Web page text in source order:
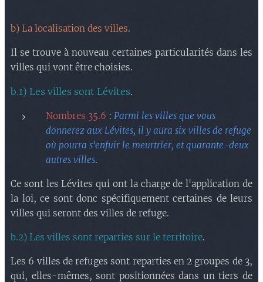
b) La localisation des villes.
Il se trouve à nouveau certaines particularités dans les
villes qui vont être choisies.
b.1) Les villes sont Lévites.
Nombres 35.6 : Parmi les villes que vous
donnerez aux Lévites, il y aura six villes de refuge
où pourra s'enfuir le meurtrier, et quarante-deux
autres villes.
Ce sont les Lévites qui ont la charge de l'application de
la loi, ce sont donc spécifiquement certaines de leurs
villes qui seront des villes de refuge.
b.2) Les villes sont reparties sur le territoire.
Les 6 villes de refuges sont reparties en 2 groupes de 3,
qui, elles-mêmes, sont positionnées dans un tiers de